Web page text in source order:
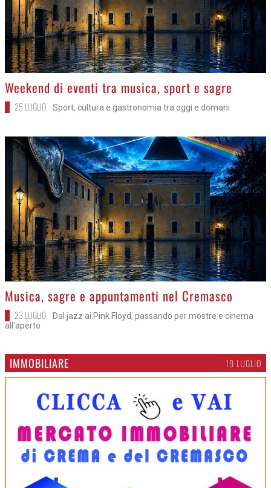
>
Weekend di eventi tra musica, sport e sagre
25 LUGLIO Sport, cultura e gastronomia tra oggi e domani
>Musica, sagre e appuntamenti nel Cremasco
23 LUGLIO
Dal jazz ai Pink Floyd, passando per mostre e cinema
all'aperto
IMMOBILIARE 19 LUGLIO